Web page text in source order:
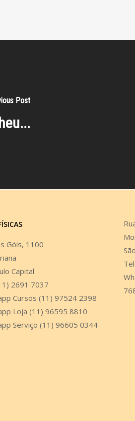
Post
Góis, 1100
Capital
2691 7037
Cursos (11) 97524 2398
Loja (11) 96595 8810
Serviço (11) 96605 0344